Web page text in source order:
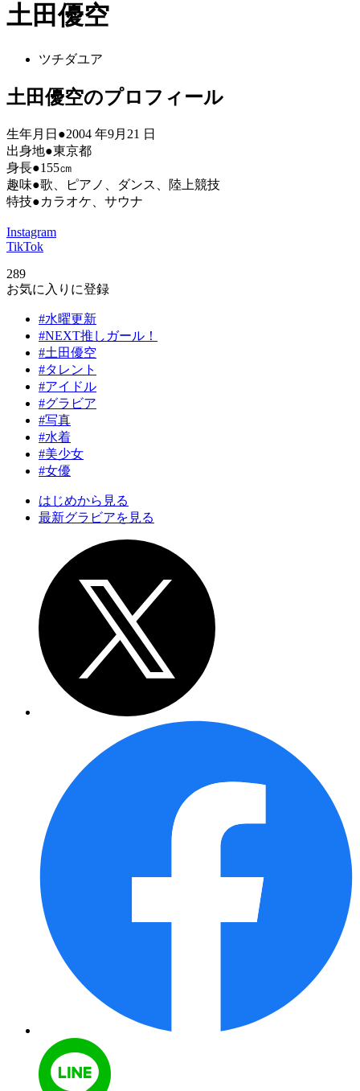
土田優空
ツチダユア
土田優空のプロフィール
生年月日●2004 年9月21 日
出身地●東京都
身長●155㎝
趣味●歌、ピアノ、ダンス、陸上競技
特技●カラオケ、サウナ
Instagram
TikTok
289
お気に入りに登録
#水曜更新
#NEXT推しガール！
#土田優空
#タレント
#アイドル
#グラビア
#写真
#水着
#美少女
#女優
はじめから見る
最新グラビアを見る